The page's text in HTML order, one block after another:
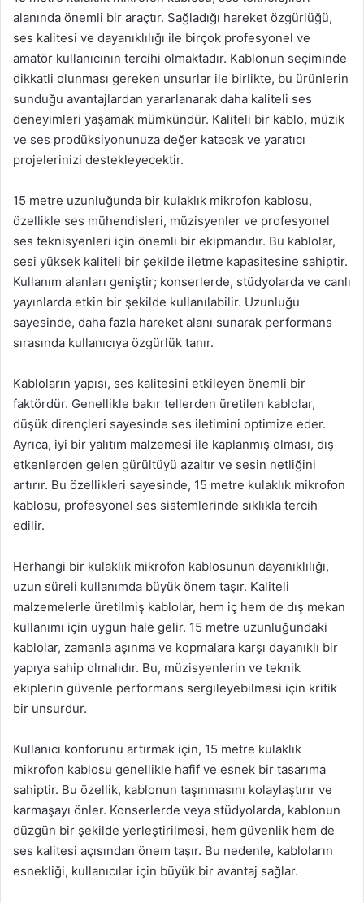
alanında önemli bir araçtır. Sağladığı hareket özgürlüğü,
ses kalitesi ve dayanıklılığı ile birçok profesyonel ve
amatör kullanıcının tercihi olmaktadır. Kablonun seçiminde
dikkatli olunması gereken unsurlar ile birlikte, bu ürünlerin
sunduğu avantajlardan yararlanarak daha kaliteli ses
deneyimleri yaşamak mümkündür. Kaliteli bir kablo, müzik
ve ses prodüksiyonunuza değer katacak ve yaratıcı
projelerinizi destekleyecektir.
15 metre uzunluğunda bir kulaklık mikrofon kablosu,
özellikle ses mühendisleri, müzisyenler ve profesyonel
ses teknisyenleri için önemli bir ekipmandır. Bu kablolar,
sesi yüksek kaliteli bir şekilde iletme kapasitesine sahiptir.
Kullanım alanları geniştir; konserlerde, stüdyolarda ve canlı
yayınlarda etkin bir şekilde kullanılabilir. Uzunluğu
sayesinde, daha fazla hareket alanı sunarak performans
sırasında kullanıcıya özgürlük tanır.
Kabloların yapısı, ses kalitesini etkileyen önemli bir
faktördür. Genellikle bakır tellerden üretilen kablolar,
düşük dirençleri sayesinde ses iletimini optimize eder.
Ayrıca, iyi bir yalıtım malzemesi ile kaplanmış olması, dış
etkenlerden gelen gürültüyü azaltır ve sesin netliğini
artırır. Bu özellikleri sayesinde, 15 metre kulaklık mikrofon
kablosu, profesyonel ses sistemlerinde sıklıkla tercih
edilir.
Herhangi bir kulaklık mikrofon kablosunun dayanıklılığı,
uzun süreli kullanımda büyük önem taşır. Kaliteli
malzemelerle üretilmiş kablolar, hem iç hem de dış mekan
kullanımı için uygun hale gelir. 15 metre uzunluğundaki
kablolar, zamanla aşınma ve kopmalara karşı dayanıklı bir
yapıya sahip olmalıdır. Bu, müzisyenlerin ve teknik
ekiplerin güvenle performans sergileyebilmesi için kritik
bir unsurdur.
Kullanıcı konforunu artırmak için, 15 metre kulaklık
mikrofon kablosu genellikle hafif ve esnek bir tasarıma
sahiptir. Bu özellik, kablonun taşınmasını kolaylaştırır ve
karmaşayı önler. Konserlerde veya stüdyolarda, kablonun
düzgün bir şekilde yerleştirilmesi, hem güvenlik hem de
ses kalitesi açısından önem taşır. Bu nedenle, kabloların
esnekliği, kullanıcılar için büyük bir avantaj sağlar.